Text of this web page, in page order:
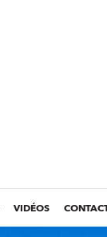
VIDÉOS